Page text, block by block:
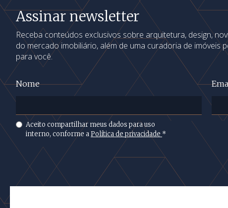
Assinar newsletter
Receba conteúdos exclusivos sobre arquitetura, design,
do mercado imobiliário, além de uma curadoria de imóveis
para você.
Nome
Aceito compartilhar meus dados para uso
interno, conforme aPolítica de privacidade *